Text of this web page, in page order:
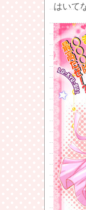
はいて